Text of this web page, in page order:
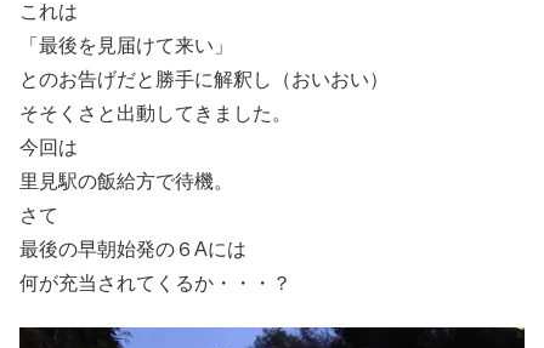
これは
「最後を見届けて来い」
とのお告げだと勝手に解釈し（おいおい）
そそくさと出動してきました。
今回は
里見駅の飯給方で待機。
さて
最後の早朝始発の６Aには
何が充当されてくるか・・・？